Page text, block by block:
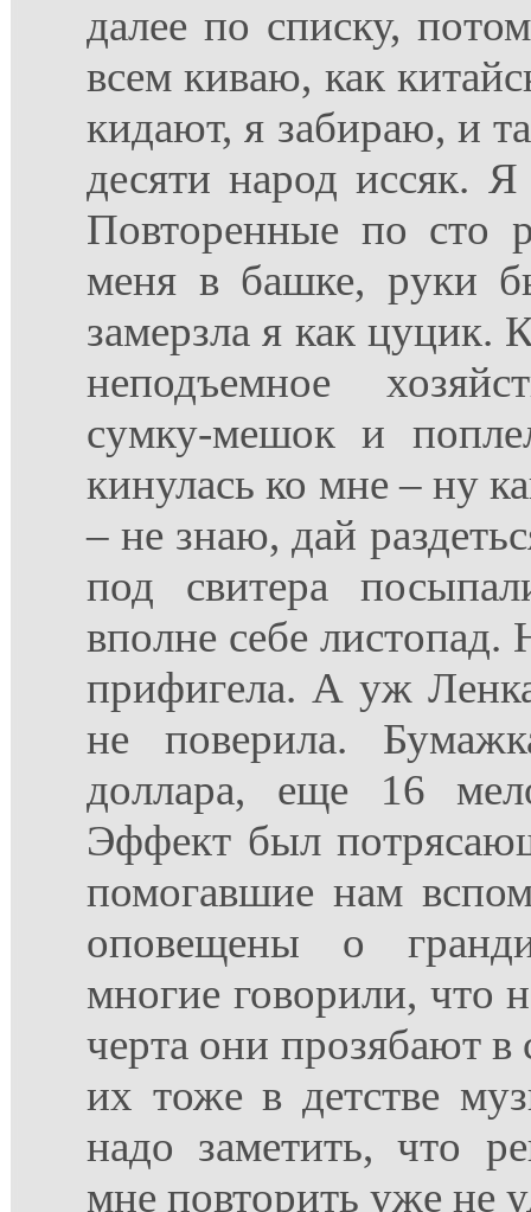
далее по списку,
всем киваю, как
кидают, я забираю, и
десяти народ иссяк.
Повторенные по сто
меня в башке, руки
замерзла я как цуцик.
неподъемное
сумку-мешок и
кинулась ко мне – ну
– не знаю, дай
под свитера
вполне себе листопад.
прифигела. А уж
не поверила.
доллара, еще 16
Эффект был
помогавшие нам
оповещены о
многие говорили, что
черта они прозябают в
их тоже в детстве
надо заметить, что
мне повторить уже не